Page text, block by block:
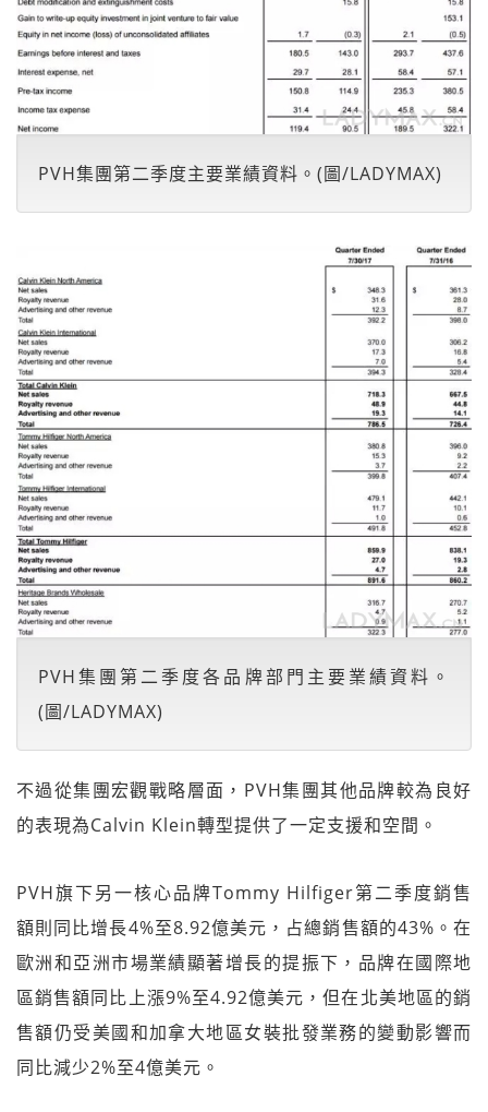
PVH集團第二季度主要業績資料。(圖/LADYMAX)
PVH集團第二季度各品牌部門主要業績資料。
(圖/LADYMAX)
不過從集團宏觀戰略層面，PVH集團其他品牌較為良好
的表現為Calvin Klein轉型提供了一定支援和空間。
PVH旗下另一核心品牌Tommy Hilfiger第二季度銷售
額則同比增長4%至8.92億美元，占總銷售額的43%。在
歐洲和亞洲市場業績顯著增長的提振下，品牌在國際地
區銷售額同比上漲9%至4.92億美元，但在北美地區的銷
售額仍受美國和加拿大地區女裝批發業務的變動影響而
同比減少2%至4億美元。